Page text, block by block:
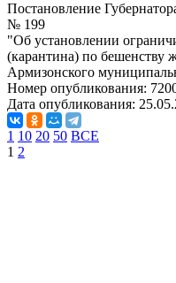
Постановление
№ 199
"Об установлении
(карантина) по бешенству
Армизонского
Номер опубликования:
Дата опубликования:
1 10 20 50 ВСЕ
1 2